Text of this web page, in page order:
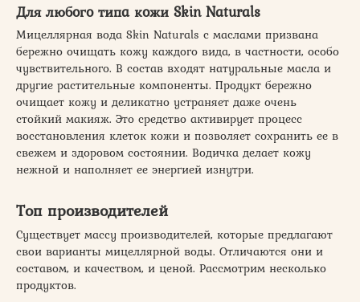
Для любого типа кожи Skin Naturals
Мицеллярная вода Skin Naturals с маслами призвана
бережно очищать кожу каждого вида, в частности, особо
чувствительного. В состав входят натуральные масла и
другие растительные компоненты. Продукт бережно
очищает кожу и деликатно устраняет даже очень
стойкий макияж. Это средство активирует процесс
восстановления клеток кожи и позволяет сохранить ее в
свежем и здоровом состоянии. Водичка делает кожу
нежной и наполняет ее энергией изнутри.
Топ производителей
Существует массу производителей, которые предлагают
свои варианты мицеллярной воды. Отличаются они и
составом, и качеством, и ценой. Рассмотрим несколько
продуктов.